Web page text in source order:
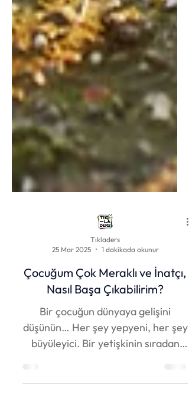
25 Mar 2025
1 dakikada okunur
Çocuğum Çok Meraklı ve İnatçı,
Nasıl Başa Çıkabilirim?
Bir çocuğun dünyaya gelişini
düşünün… Her şey yepyeni, her şey
gördüğü bir nesne, bir çocuk için...